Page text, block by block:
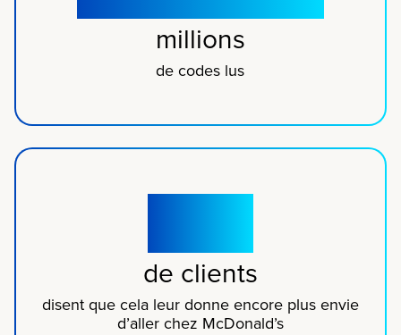
millions
de codes lus
de clients
disent que cela leur donne encore plus envie
d’aller chez McDonald’s